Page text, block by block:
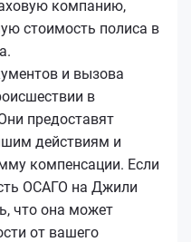
компанию,
стоимость полиса в
и вызова
в
предоставят
действиям и
компенсации. Если
ОСАГО на Джили
что она может
от вашего